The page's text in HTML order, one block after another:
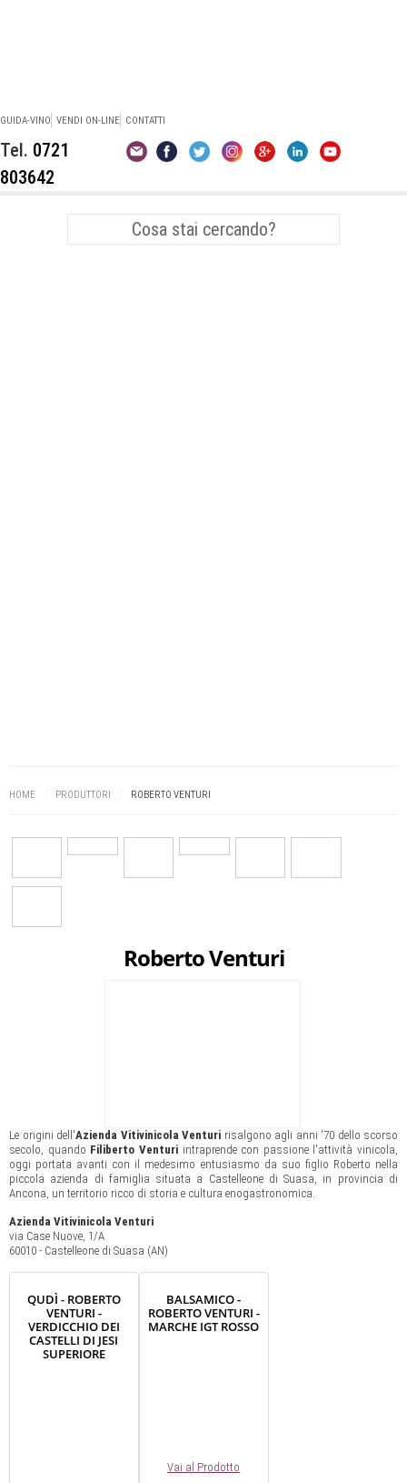
GUIDA-VINO VENDI ON-LINE CONTATTI
Tel. 0721
803642
HOME PRODUTTORI ROBERTO VENTURI
Roberto Venturi
Le origini dell'Azienda Vitivinicola Venturi risalgono agli anni '70 dello scorso
secolo, quando Filiberto Venturiintraprende con passione l'attività vinicola,
oggi portata avanti con il medesimo entusiasmo da suo figlio Roberto nella
piccola azienda di famiglia situata a Castelleone di Suasa, in provincia di
Ancona, un territorio ricco di storia e cultura enogastronomica.
Azienda Vitivinicola Venturi
via Case Nuove, 1/A
60010 - Castelleone di Suasa (AN)
QUDÌ - ROBERTO
VENTURI -
VERDICCHIO DEI
CASTELLI DI JESI
SUPERIORE
BALSAMICO -
ROBERTO VENTURI -
MARCHE IGT ROSSO
Vai al Prodotto